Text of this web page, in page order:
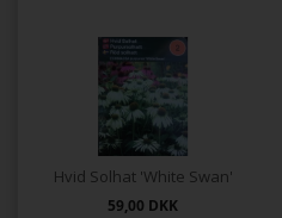
Hvid Solhat 'White Swan'
59,00 DKK